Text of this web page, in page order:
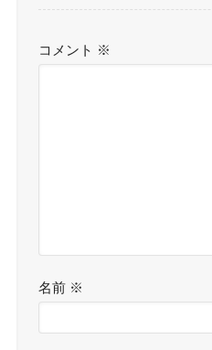
コメント ※
名前 ※